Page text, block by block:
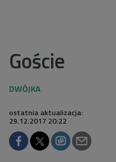
Goście
ostatnia aktualizacja:
29.12.2017 20:22